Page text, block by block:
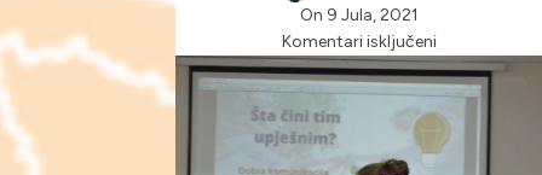
On 9 Jula, 2021
Komentari isključeni